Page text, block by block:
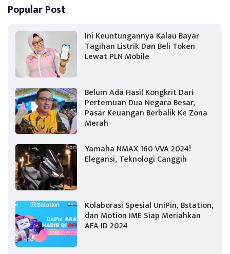
Popular Post
Ini Keuntungannya Kalau Bayar
Tagihan Listrik Dan Beli Token
Lewat PLN Mobile
Belum Ada Hasil Kongkrit Dari
Pertemuan Dua Negara Besar,
Pasar Keuangan Berbalik Ke Zona
Merah
Yamaha NMAX 160 VVA 2024!
Elegansi, Teknologi Canggih
Kolaborasi Spesial UniPin, Bstation,
dan Motion IME Siap Meriahkan
AFA ID 2024